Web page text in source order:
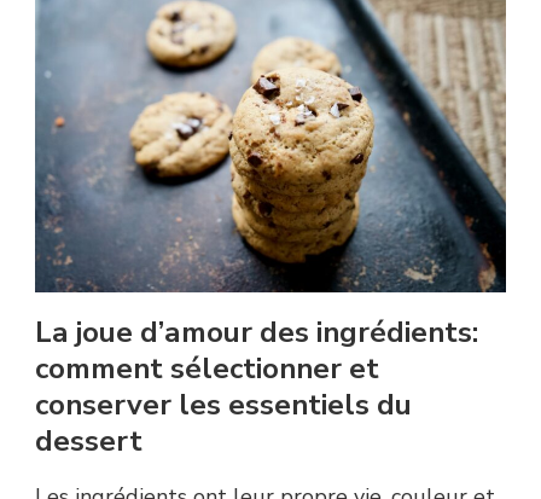
La joue d’amour des ingrédients:
comment sélectionner et
conserver les essentiels du
dessert